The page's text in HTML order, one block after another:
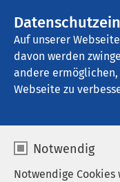
Auf unserer
davon werden
andere
Webseite zu
Notwendig
Notwendige
AMEOS